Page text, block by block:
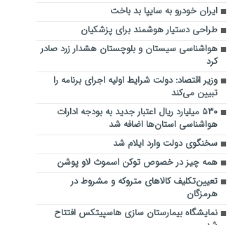
ایران خودرو به سایپا بد باخت
طراحی دستیار هوشمند برای پزشکیان
هواشناسی سیستان و بلوچستان هشدار زرد صادر
کرد
وزیر اقتصاد: دولت شرایط اولیه اجرای برنامه را
تبیین می‌کند
۵۳۰ میلیارد ریال اعتبار جدید به بودجه ادارات
هواشناسی استان‌ها اضافه شد
سخنگوی دولت وارد ایلام شد
همه چیز در خصوص توکن اسموث لاو پوشن
تعیین‌تکلیف کالاهای متروکه و مشروط در
هرمزگان
نمایشگاه بیمارستان سازی هاسپیتکس افتتاح